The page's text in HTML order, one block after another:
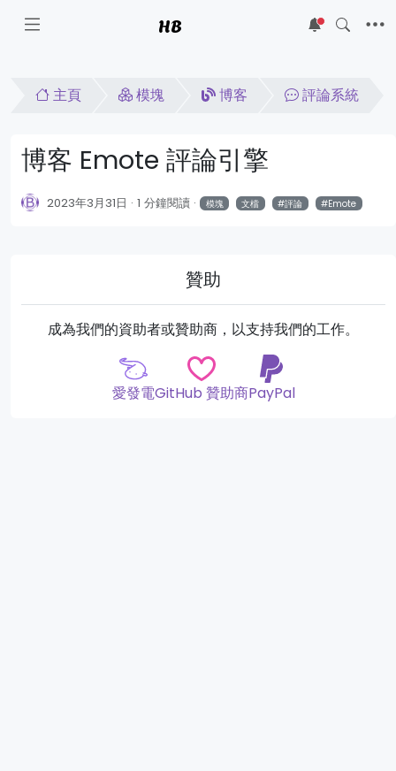
HB 5
主頁 模塊 博客 評論系統
博客 Emote 評論引擎
2023年3月31日 1 分鐘閱讀 模塊 文檔 評論 Emote
贊助
成為我們的資助者或贊助商，以支持我們的工作。
愛發電GitHub 贊助商PayPal